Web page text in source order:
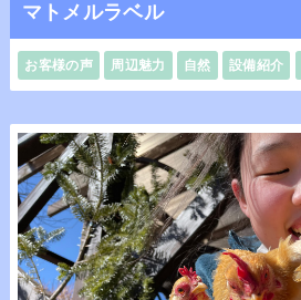
マトメルラベル
お客様の声 周辺魅力 自然 設備紹介